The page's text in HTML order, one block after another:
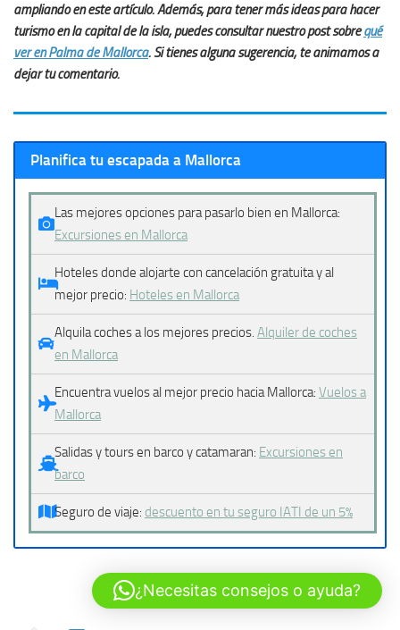
ampliando en este artículo. Además, para tener más ideas para hacer
turismo en la capital de la isla, puedes consultar nuestro post sobrequé
ver en Palma de Mallorca. Si tienes alguna sugerencia, te animamos a
dejar tu comentario.
Planifica tu escapada a Mallorca
Las mejores opciones para pasarlo bien en Mallorca:
Excursiones en Mallorca
Hoteles donde alojarte con cancelación gratuita y al
mejor precio: Hoteles en Mallorca
Alquila coches a los mejores precios. Alquiler de coches
en Mallorca
Encuentra vuelos al mejor precio hacia Mallorca: Vuelos a
Mallorca
Salidas y tours en barco y catamaran: Excursiones en
barco
Seguro de viaje: descuento en tu seguro IATI de un 5%
¿Necesitas consejos o ayuda?